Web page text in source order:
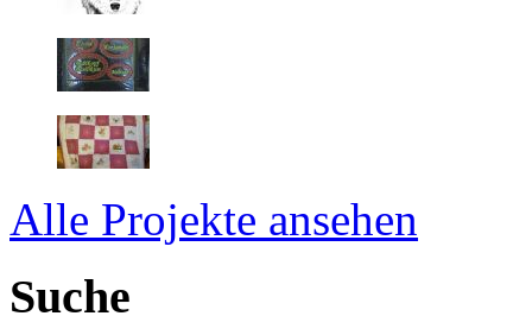
Alle Projekte ansehen
Suche